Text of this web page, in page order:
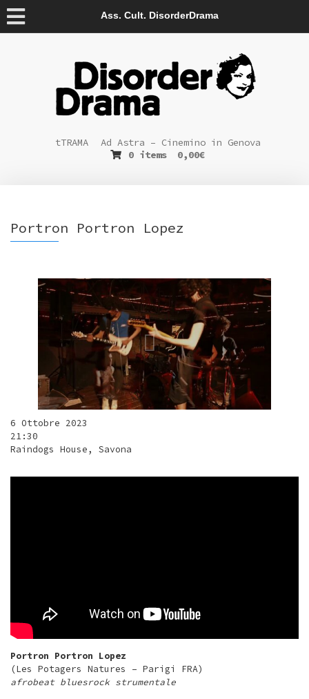
Ass. Cult. DisorderDrama
tTRAMA
Ad Astra – Cinemino in Genova
0 items
0,00€
Portron Portron Lopez
6 Ottobre 2023
21:30
Raindogs House, Savona
Portron Portron Lopez
(Les Potagers Natures – Parigi FRA)
afrobeat bluesrock strumentale